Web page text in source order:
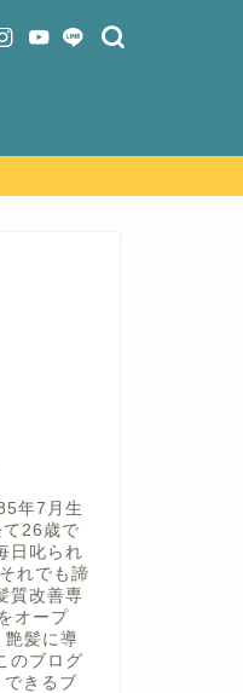
年7月生
26歳で
日叱られ
れでも諦
質改善専
オープ
艶髪に導
のブログ
きるブ